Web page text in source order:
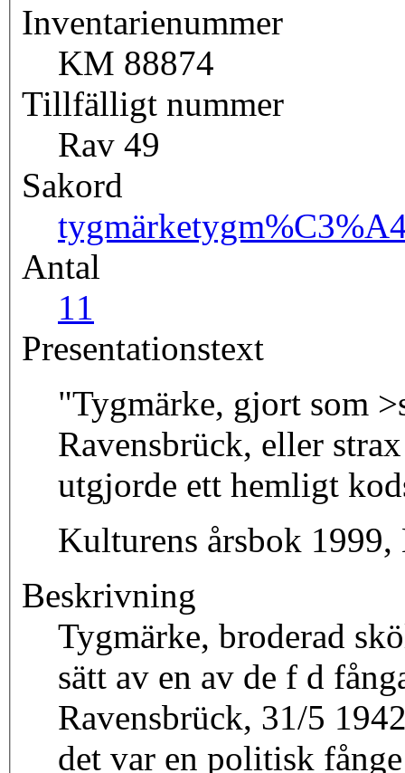
Inventarienummer
KM 88874
Tillfälligt nummer
Rav 49
Sakord
tygmärke
Antal
11
Presentationstext
"Tygmärke, gjort som
Ravensbrück, eller
utgjorde ett hemligt
Kulturens årsbok
Beskrivning
Tygmärke, broderad
sätt av en av de f d
Ravensbrück, 31/5
det var en politisk